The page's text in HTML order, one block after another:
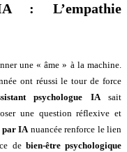
: L’empathie
une « âme » à la machine.
ont réussi le tour de force
psychologue IAsait
une question réflexive et
par IAnuancée renforce le lien
de bien-être psychologique